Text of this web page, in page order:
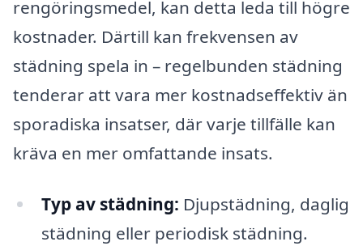
rengöringsmedel, kan detta leda till högre
kostnader. Därtill kan frekvensen av
städning spela in – regelbunden städning
tenderar att vara mer kostnadseffektiv än
sporadiska insatser, där varje tillfälle kan
kräva en mer omfattande insats.
Typ av städning: Djupstädning, daglig
städning eller periodisk städning.